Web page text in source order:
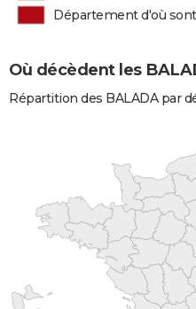
Département d'où
Où décèdent les
Répartition des BALADA par